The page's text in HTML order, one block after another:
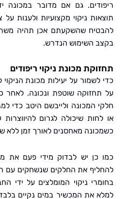
ריפודים.
ניקוי מקצועיות ולענות על ציפיות
שהשקעתם אכן תהיה משתלמת
השימוש הנדרש.
מכונת ניקוי ריפודים
על יעילות מכונת הניקוי לאורך
שוטפת ונכונה. לאחר כל
המכונה ולייבשם היטב כדי למנוע
שיכולה לגרום להיווצרות עובש.
מאחסנים לאורך זמן ללא שימוש.
יש לבדוק מידי פעם את מצב
את החלקים שנשחקים עם הזמן
ניקוי המומלצים על ידי החברה
את המכשיר במים נקיים בלבד ולבדוק